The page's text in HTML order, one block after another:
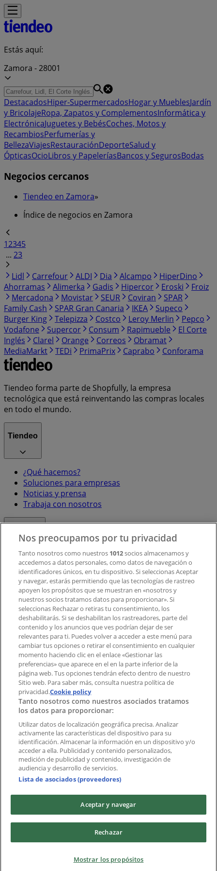
Estás aquí:
Zamora - 28001
DestacadosHiper-SupermercadosHogar y MueblesJardín
y BricolajeRopa, Zapatos y ComplementosInformática y
ElectrónicaJuguetes y BebésCoches, Motos y
RecambiosPerfumerías y
BellezaViajesRestauraciónDeporteSalud y
ÓpticasOcioLibros y PapeleríasBancos y SegurosBodas
Negocios cercanos
Tiendeo en Zamora»
Índice de negocios en Zamora
12345
... 23
Lidl
Carrefour ALDI Dia Alcampo
HiperDino
Ahorramas
Alimerka Gadis Hipercor Eroski
Froiz
Mercadona
Movistar SEUR Coviran
SPAR
Family Cash
SPAR Gran Canaria IKEA
Supeco
Burger King
Telepizza Costco Leroy Merlin
Pepco
Vodafone
Supercor Consum Rapimueble
El Corte
Inglés
Clarel Orange Correos
Obramat
MediaMarkt
TEDi PrimaPrix Caprabo Conforama
Tiendeo forma parte de Shopfully, la empresa
tecnológica que está reinventando las compras locales
en todo el mundo.
Tiendeo
¿Qué hacemos?
Soluciones para empresas
Noticias y prensa
Trabaja con nosotros
Contacto comercial y de marketing
Tienda mal colocada en el mapa
Notificar un folleto
¿Encontraste un problema en la web o en la
aplicación?
Índices
Marcas
Marcas locales
Negocios
Negocios cercanos
Productos
Productos locales
Ciudades
Descargar la APP Tiendeo
Copyright © Tiendeo ® 2026 · Shopfully Marketing S.L.U. –
Términos y condicionesPolítica de privacidad
Nos preocupamos por tu privacidad
Tanto nosotros como nuestros 1012socios almacenamos y
accedemos a datos personales, como datos de navegación o
identificadores únicos, en tu dispositivo. Si seleccionas Aceptar
y navegar, estarás permitiendo que las tecnologías de rastreo
apoyen los propósitos que se muestran en «nosotros y
nuestros socios tratamos datos para proporcionar». Si
seleccionas Rechazar o retiras tu consentimiento, los
deshabilitarás. Si se deshabilitan los rastreadores, parte del
contenido y los anuncios que ves podrían dejar de ser
relevantes para ti. Puedes volver a acceder a este menú para
cambiar tus opciones o retirar el consentimiento en cualquier
momento haciendo clic en el enlace «Gestionar las
preferencias» que aparece en el en la parte inferior de la
página web. Tus opciones tendrán efecto dentro de nuestro
Sitio web. Para saber más, consulta nuestra política de
privacidad.Cookie policy
Tanto nosotros como nuestros asociados tratamos
los datos para proporcionar:
Utilizar datos de localización geográfica precisa. Analizar
activamente las características del dispositivo para su
identificación. Almacenar la información en un dispositivo y/o
acceder a ella. Publicidad y contenido personalizados,
medición de publicidad y contenido, investigación de
audiencia y desarrollo de servicios.
Lista de asociados (proveedores)
Aceptar y navegar
Rechazar
Mostrar los propósitos